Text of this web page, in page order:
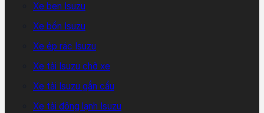
Xe ben Isuzu
Xe bồn Isuzu
Xe ép rác Isuzu
Xe tải Isuzu chở xe
Xe tải Isuzu gắn cẩu
Xe tải đông lạnh Isuzu